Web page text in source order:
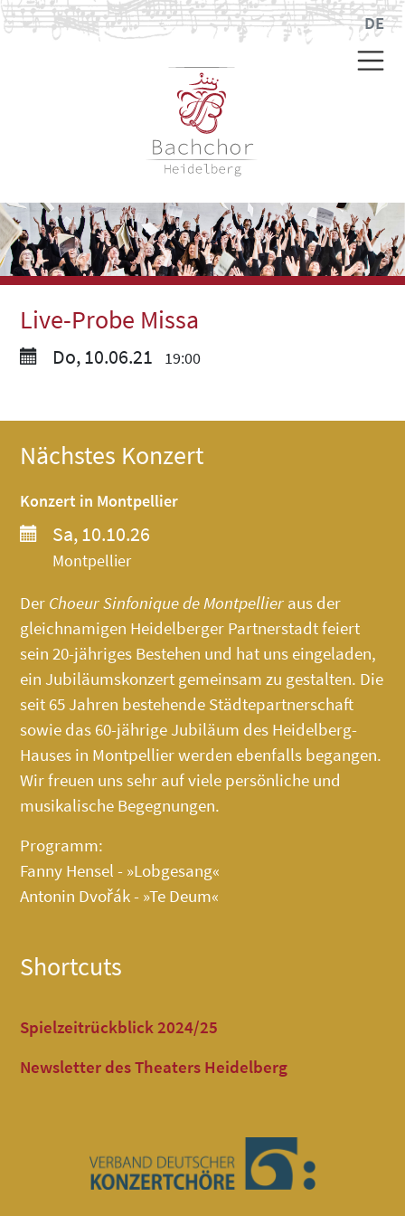
DE
Live-Probe Missa
Do, 10.06.21 19:00
Nächstes Konzert
Konzert in Montpellier
Sa, 10.10.26
Montpellier
Der Choeur Sinfonique de Montpellier aus der
gleichnamigen Heidelberger Partnerstadt feiert
sein 20-jähriges Bestehen und hat uns eingeladen,
ein Jubiläumskonzert gemeinsam zu gestalten. Die
seit 65 Jahren bestehende Städtepartnerschaft
sowie das 60-jährige Jubiläum des Heidelberg-
Hauses in Montpellier werden ebenfalls begangen.
Wir freuen uns sehr auf viele persönliche und
musikalische Begegnungen.
Programm:
Fanny Hensel - »Lobgesang«
Antonin Dvořák - »Te Deum«
Shortcuts
Spielzeitrückblick 2024/25
Newsletter des Theaters Heidelberg